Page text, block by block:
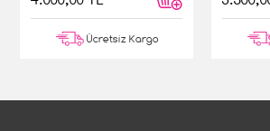
Ücretsiz Kargo